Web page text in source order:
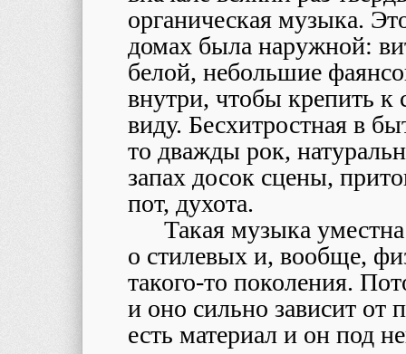
органическая музыка.
домах была наружной:
белой, небольшие
внутри, чтобы крепить к
виду. Бесхитростная в
то дважды рок,
запах досок сцены,
пот, духота.
Такая музыка
о стилевых и, вообще,
такого-то поколения.
и оно сильно зависит от
есть материал и он под